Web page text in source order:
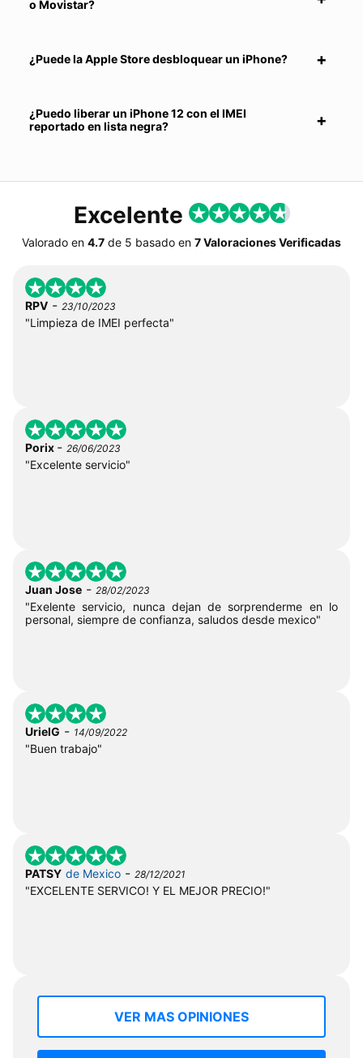
o Movistar?
¿Puede la Apple Store desbloquear un iPhone?
¿Puedo liberar un iPhone 12 con el IMEI
reportado en lista negra?
Excelente
Valorado en 4.7 de 5 basado en 7 Valoraciones Verificadas
RPV - 23/10/2023
"Limpieza de IMEI perfecta"
Porix - 26/06/2023
"Excelente servicio"
Juan Jose - 28/02/2023
"Exelente servicio, nunca dejan de sorprenderme en lo
personal, siempre de confianza, saludos desde mexico"
UrielG - 14/09/2022
"Buen trabajo"
PATSY de Mexico - 28/12/2021
"EXCELENTE SERVICO! Y EL MEJOR PRECIO!"
VER MAS OPINIONES